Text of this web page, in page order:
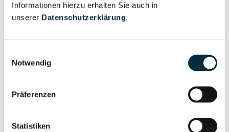
Informationen hierzu erhalten Sie auch in
unserer Datenschutzerklärung.
Notwendig
Präferenzen
Statistiken
Eigentums- und Kontrollstruktur
Gesellschafterstruktur
Unternehmensprofil
Unternehmensnetzwerk
Unternehmensprofil